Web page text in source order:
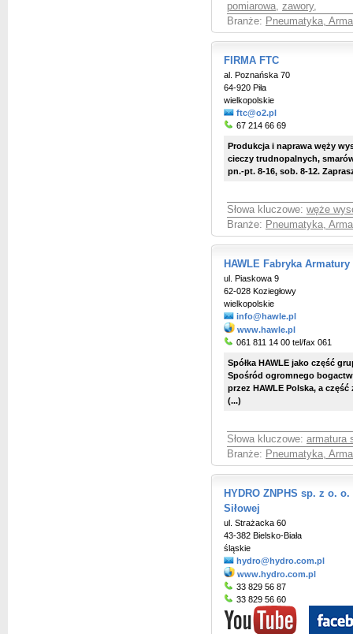
pomiarowa, zawory,
Branże: Pneumatyka,
FIRMA FTC
al. Poznańska 70
64-920 Piła
wielkopolskie
ftc@o2.pl
67 214 66 69
Produkcja i naprawa węży
cieczy trudnopalnych,
pn.-pt. 8-16, sob. 8-12.
Słowa kluczowe: węże
Branże: Pneumatyka,
HAWLE Fabryka
ul. Piaskowa 9
62-028 Koziegłowy
wielkopolskie
info@hawle.pl
www.hawle.pl
061 811 14 00 tel/fax 061
Spółka HAWLE jako część
Spośród ogromnego
przez HAWLE Polska, a
(...)
Słowa kluczowe: armatura
Branże: Pneumatyka,
HYDRO ZNPHS sp. z o.
Siłowej
ul. Strażacka 60
43-382 Bielsko-Biała
śląskie
hydro@hydro.com.pl
www.hydro.com.pl
33 829 56 87
33 829 56 60